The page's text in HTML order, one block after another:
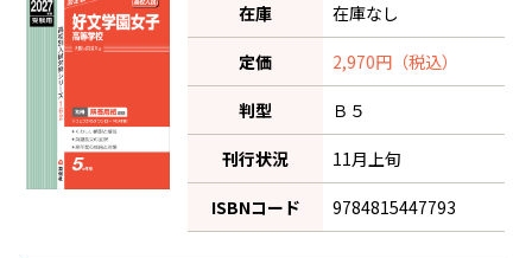
在庫 在庫なし
定価 2,970円（税込）
判型 Ｂ５
刊行状況 11月上旬
ISBNコード 9784815447793